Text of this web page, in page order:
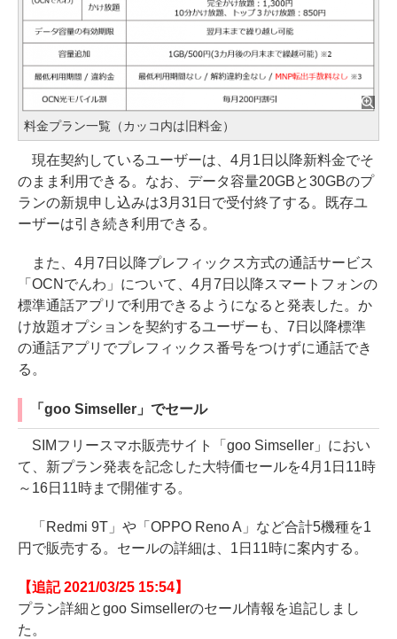
料金プラン一覧（カッコ内は旧料金）
現在契約しているユーザーは、4月1日以降新料金でそ
のまま利用できる。なお、データ容量20GBと30GBのプ
ランの新規申し込みは3月31日で受付終了する。既存ユ
ーザーは引き続き利用できる。
また、4月7日以降プレフィックス方式の通話サービス
「OCNでんわ」について、4月7日以降スマートフォンの
標準通話アプリで利用できるようになると発表した。か
け放題オプションを契約するユーザーも、7日以降標準
の通話アプリでプレフィックス番号をつけずに通話でき
る。
「goo Simseller」でセール
SIMフリースマホ販売サイト「goo Simseller」におい
て、新プラン発表を記念した大特価セールを4月1日11時
～16日11時まで開催する。
「Redmi 9T」や「OPPO Reno A」など合計5機種を1
円で販売する。セールの詳細は、1日11時に案内する。
【追記 2021/03/25 15:54】
プラン詳細とgoo Simsellerのセール情報を追記しまし
た。